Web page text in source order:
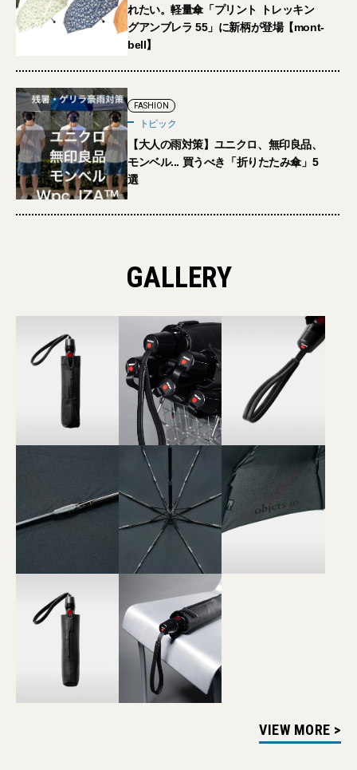
れたい。軽量傘「プリント トレッキン
グアンブレラ 55」に新柄が登場【mont-
bell】
FASHION
トピック
【大人の雨対策】ユニクロ、無印良品、
モンベル... 買うべき「折りたたみ傘」5
選
GALLERY
VIEW MORE >